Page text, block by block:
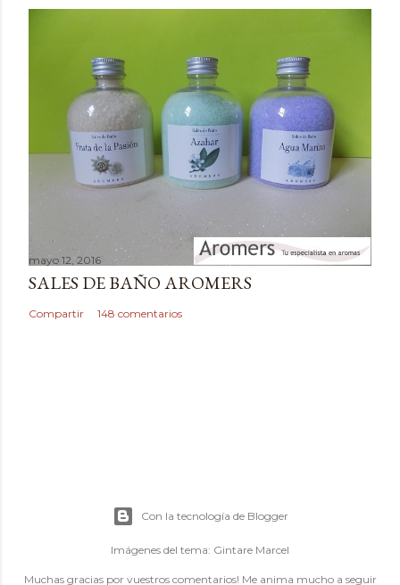
o
mayo 12, 2016
SALES DE BAÑO AROMERS
Compartir 148 comentarios
Con la tecnología de Blogger
Imágenes del tema: Gintare Marcel
Muchas gracias por vuestros comentarios! Me anima mucho a seguir